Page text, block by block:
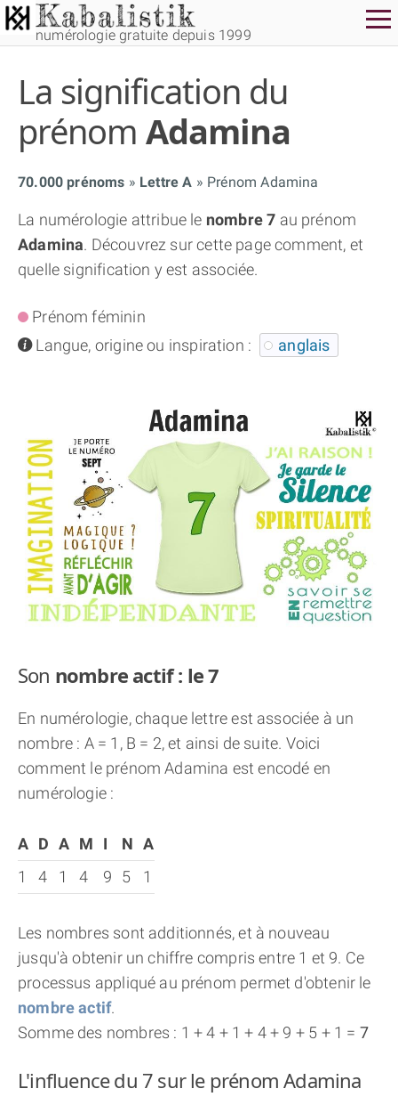
numérologie gratuite depuis 1999
La signification du
prénom Adamina
70.000 prénoms Lettre A Prénom Adamina
La numérologie attribue le nombre 7 au prénom
Adamina. Découvrez sur cette page comment, et
quelle signification y est associée.
Prénom féminin
infoLangue, origine ou inspiration : anglais
Son nombre actif : le 7
En numérologie, chaque lettre est associée à un
nombre : A = 1, B = 2, et ainsi de suite. Voici
comment le prénom Adamina est encodé en
numérologie :
A D A M I N A
1
4 1 4 9 5 1
Les nombres sont additionnés, et à nouveau
jusqu'à obtenir un chiffre compris entre 1 et 9. Ce
processus appliqué au prénom permet d'obtenir le
nombre actif.
Somme des nombres : 1 + 4 + 1 + 4 + 9 + 5 + 1 = 7
L'influence du 7 sur le prénom Adamina
THÈME GRATUIT
THÈME NUMÉROLOGIQUE APPROFONDI
THÈME TEMPOREL
NUMÉROSCOPE
THÈME « DOUBLE JE »
APPRENDRE LA NUMÉROLOGIE
EXPLORER LA NUMÉROLOGIE
70.000 PRÉNOMS